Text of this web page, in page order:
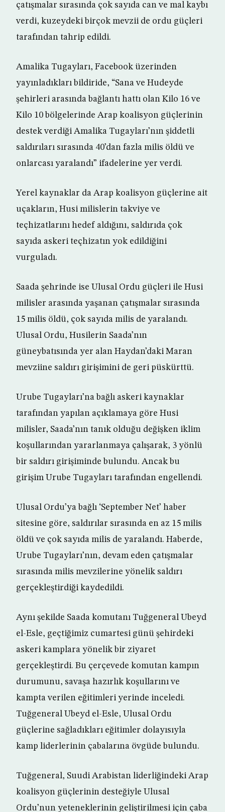
çatışmalar sırasında çok sayıda can ve mal kaybı
verdi, kuzeydeki birçok mevzii de ordu güçleri
tarafından tahrip edildi.
Amalika Tugayları, Facebook üzerinden
yayınladıkları bildiride, “Sana ve Hudeyde
şehirleri arasında bağlantı hattı olan Kilo 16 ve
Kilo 10 bölgelerinde Arap koalisyon güçlerinin
destek verdiği Amalika Tugayları’nın şiddetli
saldırıları sırasında 40’dan fazla milis öldü ve
onlarcası yaralandı” ifadelerine yer verdi.
Yerel kaynaklar da Arap koalisyon güçlerine ait
uçakların, Husi milislerin takviye ve
teçhizatlarını hedef aldığını, saldırıda çok
sayıda askeri teçhizatın yok edildiğini
vurguladı.
Saada şehrinde ise Ulusal Ordu güçleri ile Husi
milisler arasında yaşanan çatışmalar sırasında
15 milis öldü, çok sayıda milis de yaralandı.
Ulusal Ordu, Husilerin Saada’nın
güneybatısında yer alan Haydan’daki Maran
mevziine saldırı girişimini de geri püskürttü.
Urube Tugayları’na bağlı askeri kaynaklar
tarafından yapılan açıklamaya göre Husi
milisler, Saada’nın tanık olduğu değişken iklim
koşullarından yararlanmaya çalışarak, 3 yönlü
bir saldırı girişiminde bulundu. Ancak bu
girişim Urube Tugayları tarafından engellendi.
Ulusal Ordu’ya bağlı ‘September Net’ haber
sitesine göre, saldırılar sırasında en az 15 milis
öldü ve çok sayıda milis de yaralandı. Haberde,
Urube Tugayları’nın, devam eden çatışmalar
sırasında milis mevzilerine yönelik saldırı
gerçekleştirdiği kaydedildi.
Aynı şekilde Saada komutanı Tuğgeneral Ubeyd
el-Esle, geçtiğimiz cumartesi günü şehirdeki
askeri kamplara yönelik bir ziyaret
gerçekleştirdi. Bu çerçevede komutan kampın
durumunu, savaşa hazırlık koşullarını ve
kampta verilen eğitimleri yerinde inceledi.
Tuğgeneral Ubeyd el-Esle, Ulusal Ordu
güçlerine sağladıkları eğitimler dolayısıyla
kamp liderlerinin çabalarına övgüde bulundu.
Tuğgeneral, Suudi Arabistan liderliğindeki Arap
koalisyon güçlerinin desteğiyle Ulusal
Ordu’nun yeteneklerinin geliştirilmesi için çaba